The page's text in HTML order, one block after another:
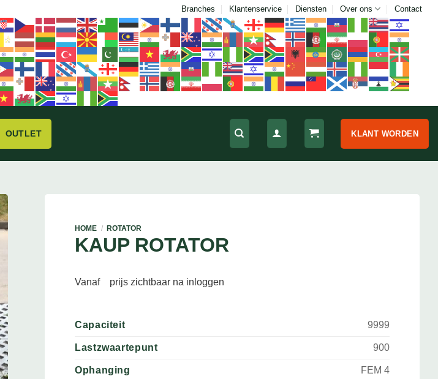
Branches Klantenservice Diensten Over ons Contact
OUTLET KLANT WORDEN
HOME / ROTATOR
KAUP ROTATOR
Vanaf prijs zichtbaar na inloggen
Capaciteit 9999
Lastzwaartepunt 900
Ophanging FEM 4